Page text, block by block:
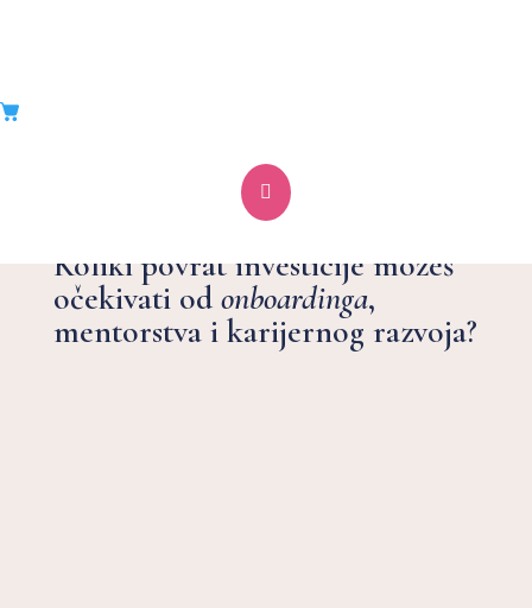

Onboarding programi,
mentorstvo i razvoj karijere
Koliki povrat investicije možeš
očekivati od onboardinga,
mentorstva i karijernog razvoja?